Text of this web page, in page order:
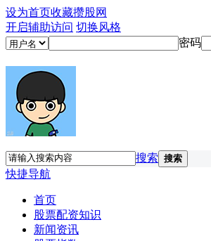
设为首页收藏攒股网
开启辅助访问 切换风格
密码
搜索 搜索
快捷导航
首页
股票配资知识
新闻资讯